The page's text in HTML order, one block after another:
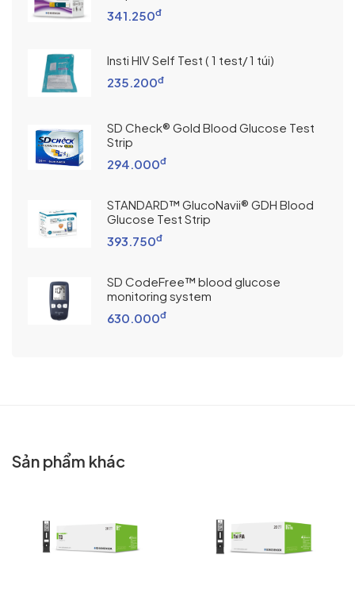
341.250đ
Insti HIV Self Test ( 1 test/ 1 túi)
235.200đ
SD Check® Gold Blood Glucose Test
Strip
294.000đ
STANDARD™ GlucoNavii® GDH Blood
Glucose Test Strip
393.750đ
SD CodeFree™ blood glucose
monitoring system
630.000đ
Sản phẩm khác